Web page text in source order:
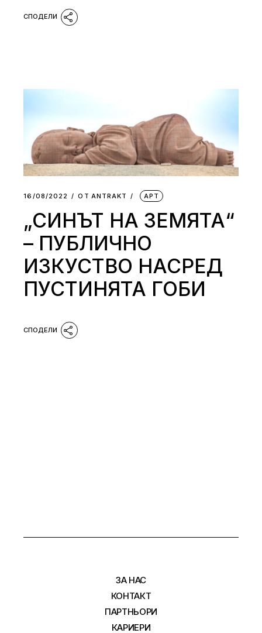
16/08/2022 ОТ АNTRAKT АРТ
„СИНЪТ НА ЗЕМЯТА“
– ПУБЛИЧНО
ИЗКУСТВО НАСРЕД
ПУСТИНЯТА ГОБИ
ЗА НАС
КОНТАКТ
ПАРТНЬОРИ
КАРИЕРИ